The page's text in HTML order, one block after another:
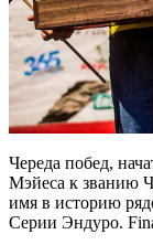
Череда побед,
Мэйеса к званию
имя в историю
Серии Эндуро.